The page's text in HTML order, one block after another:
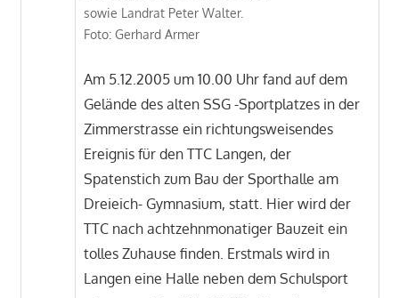
sowie Landrat Peter Walter.
Foto: Gerhard Armer
Am 5.12.2005 um 10.00 Uhr fand auf dem
Gelände des alten SSG -Sportplatzes in der
Zimmerstrasse ein richtungsweisendes
Ereignis für den TTC Langen, der
Spatenstich zum Bau der Sporthalle am
Dreieich- Gymnasium, statt. Hier wird der
TTC nach achtzehnmonatiger Bauzeit ein
tolles Zuhause finden. Erstmals wird in
Langen eine Halle neben dem Schulsport